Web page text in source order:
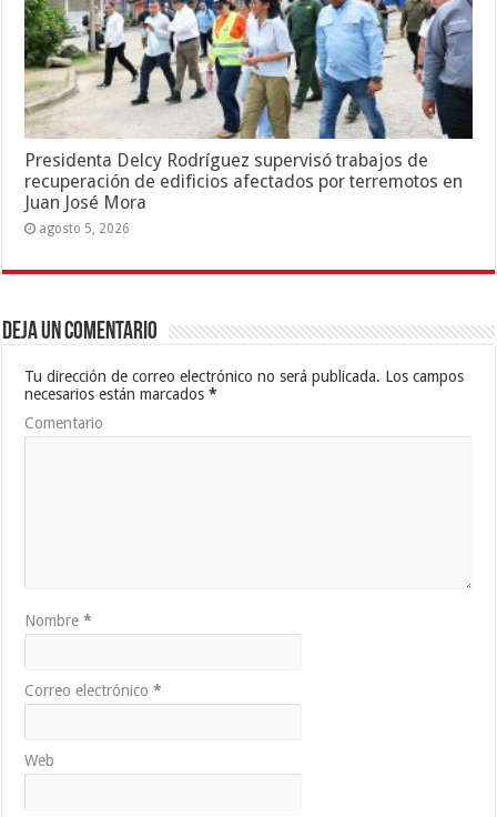
Presidenta Delcy Rodríguez supervisó trabajos de
recuperación de edificios afectados por terremotos en
Juan José Mora
agosto 5, 2026
Deja un comentario
Tu dirección de correo electrónico no será publicada. Los campos
necesarios están marcados*
Comentario
Nombre*
Correo electrónico*
Web